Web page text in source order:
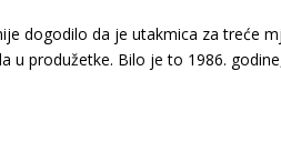
dogodilo da je utakmica za treće
u produžetke. Bilo je to 1986.